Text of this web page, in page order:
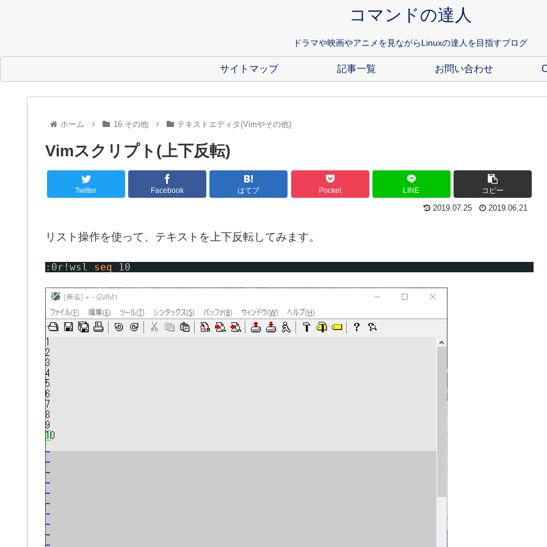
コマンドの達人
ドラマや映画やアニメを見ながらLinuxの達人を目指すブログ
サイトマップ 記事一覧 お問い合わせ
ホーム 16.その他 テキストエディタ(Vimやその他)
Vimスクリプト(上下反転)
Twitter Facebook はてブ Pocket LINE コピー
2019.07.25 2019.06.21
リスト操作を使って、テキストを上下反転してみます。
:0r!wsl seq 10